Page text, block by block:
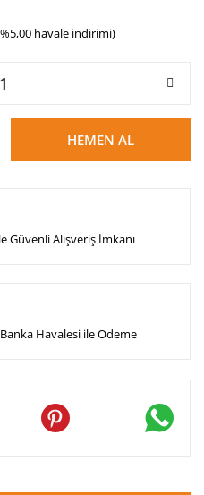
havale indirimi)
HEMEN AL
Güvenli Alışveriş İmkanı
Havalesi ile Ödeme